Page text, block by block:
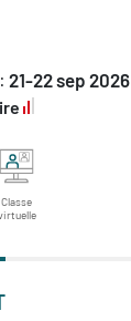
21-22 sep 2026
Classe